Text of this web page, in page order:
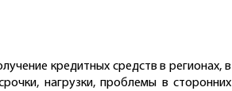
кредитных средств в регионах, в
нагрузки, проблемы в сторонних